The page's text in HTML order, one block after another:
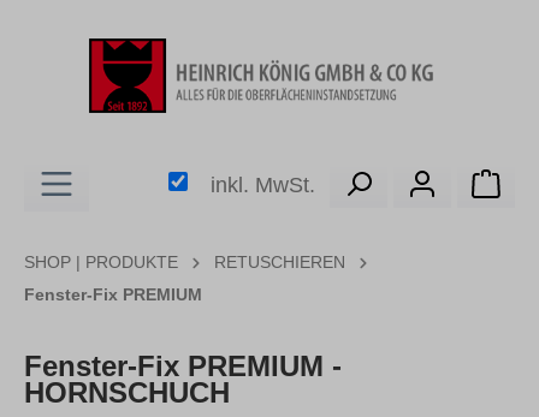
inkl. MwSt.
SHOP | PRODUKTE
RETUSCHIEREN
Fenster-Fix PREMIUM
Fenster-Fix PREMIUM -
HORNSCHUCH